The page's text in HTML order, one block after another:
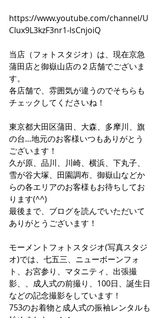
https://www.youtube.com/channel/U
CIux9L3kzF3nr1-lsCnjoiQ
当店（フォトスタジオ）は、現在京急
蒲田店と御嶽山店の２店舗でございま
す。
各店舗で、雰囲気が違うのでそちらも
チェックしてくださいね！
東京都大田区蒲田、大森、多摩川、旗
の台…地元のお客様いつもありがとう
ございます！
久が原、品川、川崎、横浜、下丸子、
雪が谷大塚、田園調布、御嶽山などか
らの各エリアのお客様もお待ちしてお
ります(^^)
最後まで、ブログを読んでいただいて
ありがとうございます！
モーメントフォトスタジオ(写真スタジ
オ)では、七五三、ニューボーンフォ
ト、お宮参り、マタニティ、出張撮
影、、成人式の前撮り、100日、誕生日
などの記念撮影をしています！
753のお着物と成人式の振袖レンタルも